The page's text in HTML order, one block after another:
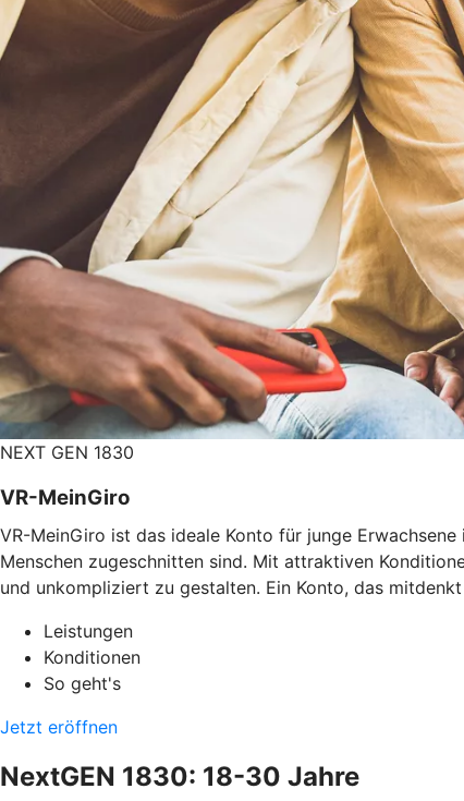
NEXT GEN 1830
VR-MeinGiro
VR-MeinGiro ist das ideale Konto für junge
Menschen zugeschnitten sind. Mit attraktiven
und unkompliziert zu gestalten. Ein Konto, das
Leistungen
Konditionen
So geht's
Jetzt eröffnen
NextGEN 1830: 18-30 Jahre